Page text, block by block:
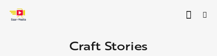
Craft Stories